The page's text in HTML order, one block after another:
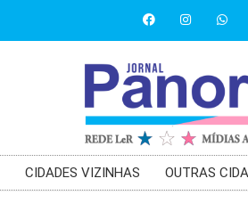
CIDADES VIZINHAS OUTRAS